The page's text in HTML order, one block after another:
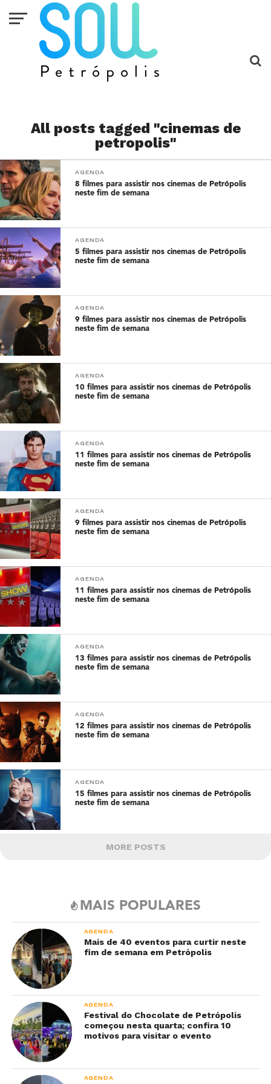
All posts tagged "cinemas de
petropolis"
AGENDA
8 filmes para assistir nos cinemas de Petrópolis
neste fim de semana
AGENDA
5 filmes para assistir nos cinemas de Petrópolis
neste fim de semana
AGENDA
9 filmes para assistir nos cinemas de Petrópolis
neste fim de semana
AGENDA
10 filmes para assistir nos cinemas de Petrópolis
neste fim de semana
AGENDA
11 filmes para assistir nos cinemas de Petrópolis
neste fim de semana
AGENDA
9 filmes para assistir nos cinemas de Petrópolis
neste fim de semana
AGENDA
11 filmes para assistir nos cinemas de Petrópolis
neste fim de semana
AGENDA
13 filmes para assistir nos cinemas de Petrópolis
neste fim de semana
AGENDA
12 filmes para assistir nos cinemas de Petrópolis
neste fim de semana
AGENDA
15 filmes para assistir nos cinemas de Petrópolis
neste fim de semana
MORE POSTS
MAIS POPULARES
AGENDA
Mais de 40 eventos para curtir neste
fim de semana em Petrópolis
AGENDA
Festival do Chocolate de Petrópolis
começou nesta quarta; confira 10
motivos para visitar o evento
AGENDA